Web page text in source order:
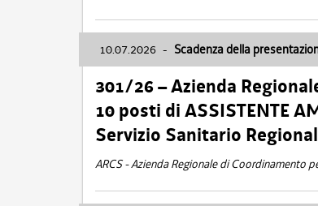
10.07.2026 - Scadenza della
301/26 – Azienda
10 posti di ASSISTENTE
Servizio Sanitario
ARCS - Azienda Regionale di Coordinamento